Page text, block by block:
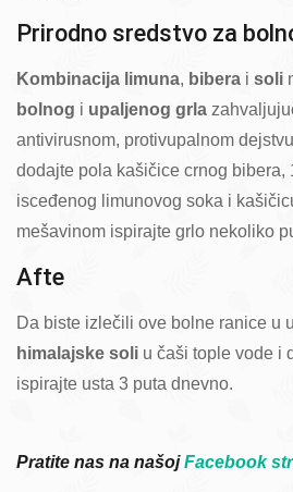
Prirodno sredstvo za
Kombinacija limuna, bibera i soli
bolnog i upaljenog grla
antivirusnom, protivupalnom
dodajte pola kašičice crnog bibera,
isceđenog limunovog soka i
mešavinom ispirajte grlo nekoliko
Afte
Da biste izlečili ove bolne ranice u
himalajske soli u čaši tople vode i
ispirajte usta 3 puta dnevno.
Pratite nas na našojFacebook